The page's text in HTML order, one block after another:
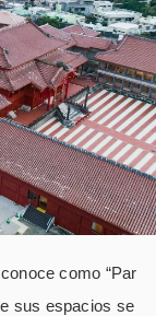
como “Par
sus espacios se